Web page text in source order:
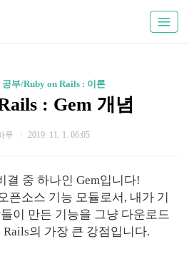
부/Ruby on Rails : 이론
: Gem 개념
루 2019. 11. 1. 06:05
결 중 하나인 Gem입니다!
픈소스 기능 모듈로서, 내가 기
이 만든 기능을 그냥 다운로드
의 가장 큰 강점입니다.